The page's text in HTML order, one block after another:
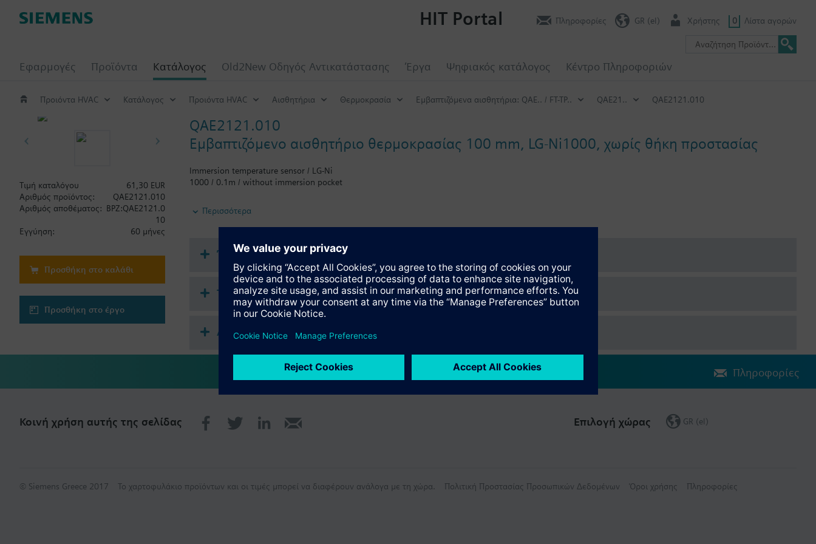
Εφαρμογές Προϊόντα Κατάλογος Old2New Οδηγός Αντικατάστασης Έργα Ψηφιακός κατάλογος Κέντρο Πληροφοριών
HIT Portal Πληροφορίες GR (el) Χρήστης 0 Λίστα αγορών
Προιόντα HVAC Κατάλογος Προιόντα HVAC Αισθητήρια Θερμοκρασία Εμβαπτιζόμενα αισθητήρια: QAE.. / FT-TP.. QAE21.. QAE2121.010
QAE2121.010
Εμβαπτιζόμενο αισθητήριο θερμοκρασίας 100 mm, LG-Ni1000, χωρίς θήκη προστασίας
Immersion temperature sensor / LG-Ni
1000 / 0.1m / without immersion pocket
Σημαντική πληροφορία
Η τοποθέτηση πραγματοποιείται με προστατευτική θήκη ή από πρεσσαριστό ρακόρ. Εάν η ονομαστική πίεση εισόδου δεν μπορεί να βρεθεί στον πίνακα, και η
θήκη προστασίας δεν περιλαμβάνεται στην συσκευασία, τότε η ονομαστική πίεση εξαρτάται από τον τύπο της προστατευτικής θήκης που χρησιμοποιείται (δες
Περισσότερα
Τιμή καταλόγου
61,30 EUR
Αριθμός προϊόντος:
QAE2121.010
Αριθμός αποθέματος: BPZ:QAE2121.0
10
Εγγύηση:
60 μήνες
Προσθήκη στο καλάθι
Προσθήκη στο έργο
Έγγραφα
Τεχνική σύνοψη
Απλή επιλογή παρελκόμενων
Πληροφορίες
Κοινή χρήση αυτής της σελίδας Επιλογή χώρας GR (el)
© Siemens Greece 2017 Το χαρτοφυλάκιο προϊόντων και οι τιμές μπορεί να διαφέρουν ανάλογα με τη χώρα. Πολιτική Προστασίας Προσωπικών Δεδομένων Όροι χρήσης Πληροφορίες